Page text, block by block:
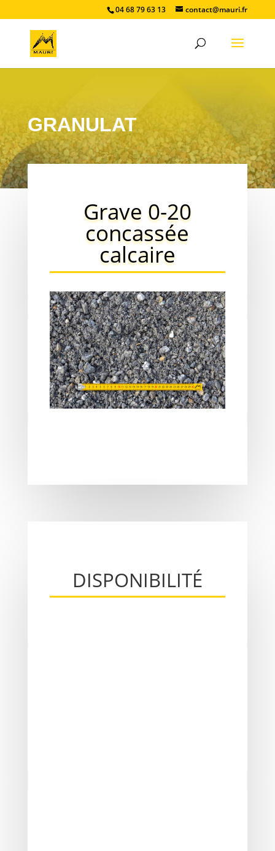
04 68 79 63 13 contact@mauri.fr
GRANULAT
Grave 0-20
concassée
calcaire
DISPONIBILITÉ